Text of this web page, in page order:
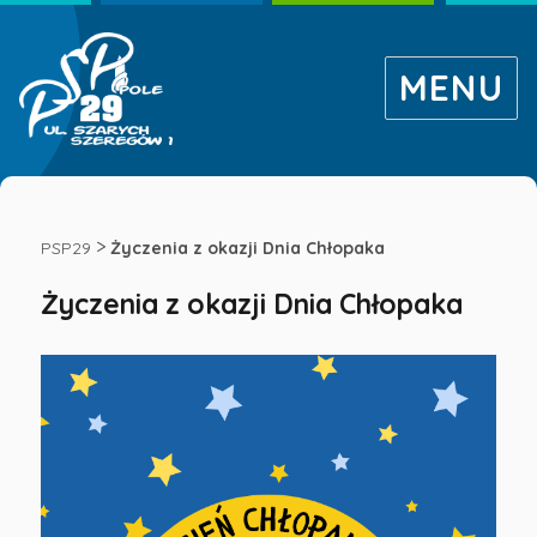
Życzenia
okazji
Dnia
Chłopaka
MENU
PSP29 >Życzenia z okazji Dnia Chłopaka
Życzenia z okazji Dnia Chłopaka